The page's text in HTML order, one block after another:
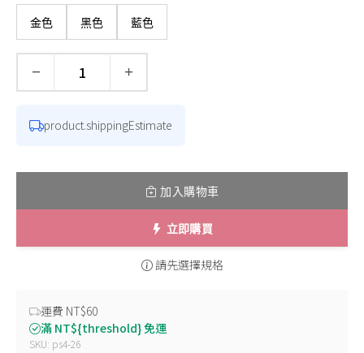
金色 黑色 藍色
− +
product.shippingEstimate
加入購物車
立即購買
請先選擇規格
運費 NT$60
滿 NT${threshold} 免運
SKU: ps4-26